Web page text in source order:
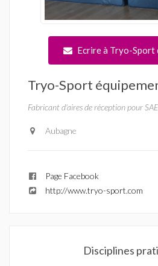
Ecrire à Tryo-Sport
Tryo-Sport
Fabricant d'aires de réception pour
Aubagne
Page Facebook
http://www.tryo-sport.com
Disciplines